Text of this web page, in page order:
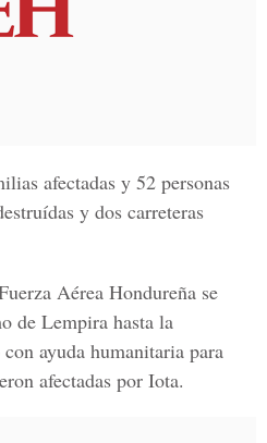
afectadas y 52 personas
y dos carreteras
Aérea Hondureña se
de Lempira hasta la
ayuda humanitaria para
afectadas por Iota.